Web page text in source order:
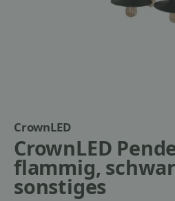
CrownLED
CrownLED
flammig,
sonstiges